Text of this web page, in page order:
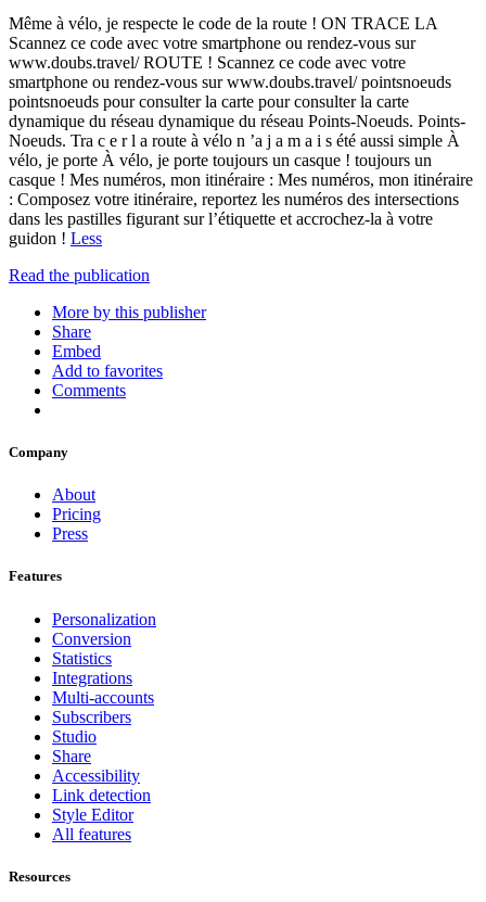
Même à vélo, je respecte le code de la route ! ON TRACE LA
Scannez ce code avec votre smartphone ou rendez-vous sur
www.doubs.travel/ ROUTE ! Scannez ce code avec votre
smartphone ou rendez-vous sur www.doubs.travel/ pointsnoeuds
pointsnoeuds pour consulter la carte pour consulter la carte
dynamique du réseau dynamique du réseau Points-Noeuds. Points-
Noeuds. Tra c e r l a route à vélo n ’a j a m a i s été aussi simple À
vélo, je porte À vélo, je porte toujours un casque ! toujours un
casque ! Mes numéros, mon itinéraire : Mes numéros, mon itinéraire
: Composez votre itinéraire, reportez les numéros des intersections
dans les pastilles figurant sur l’étiquette et accrochez-la à votre
guidon ! Less
Read the publication
More by this publisher
Share
Embed
Add to favorites
Comments
Company
About
Pricing
Press
Features
Personalization
Conversion
Statistics
Integrations
Multi-accounts
Subscribers
Studio
Share
Accessibility
Link detection
Style Editor
All features
Resources